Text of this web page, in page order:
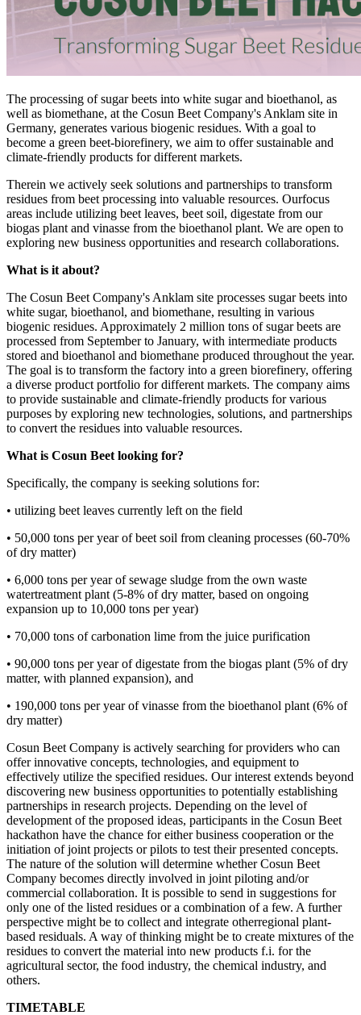
The processing of sugar beets into white sugar and bioethanol, as
well as biomethane, at the Cosun Beet Company's Anklam site in
Germany, generates various biogenic residues. With a goal to
become a green beet-biorefinery, we aim to offer sustainable and
climate-friendly products for different markets.
Therein we actively seek solutions and partnerships to transform
residues from beet processing into valuable resources. Ourfocus
areas include utilizing beet leaves, beet soil, digestate from our
biogas plant and vinasse from the bioethanol plant. We are open to
exploring new business opportunities and research collaborations.
What is it about?
The Cosun Beet Company's Anklam site processes sugar beets into
white sugar, bioethanol, and biomethane, resulting in various
biogenic residues. Approximately 2 million tons of sugar beets are
processed from September to January, with intermediate products
stored and bioethanol and biomethane produced throughout the year.
The goal is to transform the factory into a green biorefinery, offering
a diverse product portfolio for different markets. The company aims
to provide sustainable and climate-friendly products for various
purposes by exploring new technologies, solutions, and partnerships
to convert the residues into valuable resources.
What is Cosun Beet looking for?
Specifically, the company is seeking solutions for:
• utilizing beet leaves currently left on the field
• 50,000 tons per year of beet soil from cleaning processes (60-70%
of dry matter)
• 6,000 tons per year of sewage sludge from the own waste
watertreatment plant (5-8% of dry matter, based on ongoing
expansion up to 10,000 tons per year)
• 70,000 tons of carbonation lime from the juice purification
• 90,000 tons per year of digestate from the biogas plant (5% of dry
matter, with planned expansion), and
• 190,000 tons per year of vinasse from the bioethanol plant (6% of
dry matter)
Cosun Beet Company is actively searching for providers who can
offer innovative concepts, technologies, and equipment to
effectively utilize the specified residues. Our interest extends beyond
discovering new business opportunities to potentially establishing
partnerships in research projects. Depending on the level of
development of the proposed ideas, participants in the Cosun Beet
hackathon have the chance for either business cooperation or the
initiation of joint projects or pilots to test their presented concepts.
The nature of the solution will determine whether Cosun Beet
Company becomes directly involved in joint piloting and/or
commercial collaboration. It is possible to send in suggestions for
only one of the listed residues or a combination of a few. A further
perspective might be to collect and integrate otherregional plant-
based residuals. A way of thinking might be to create mixtures of the
residues to convert the material into new products f.i. for the
agricultural sector, the food industry, the chemical industry, and
others.
TIMETABLE